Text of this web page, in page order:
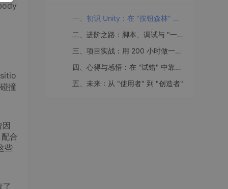
撞
合
些
了
一、初识 Unity：在 "按钮森林" 里找到方向
二、进阶之路：脚本、调试与 "一万次 Ctrl+S"
三、项目实战：用 200 小时做一款 "不完美但完整" 的游戏
四、心得与感悟：在 "试错" 中靠近热爱
五、未来：从 "使用者" 到 "创造者"